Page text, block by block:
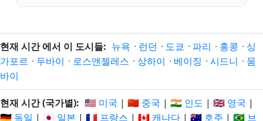
현재 시간 에서 이 도시들: 뉴욕 · 런던 · 도쿄 · 파리 · 홍콩 · 싱
가포르 · 두바이 · 로스앤젤레스 · 상하이 · 베이징 · 시드니 · 뭄
바이
현재 시간 (국가별): 🇺🇸 미국 | 🇨🇳 중국 | 🇮🇳 인도 | 🇬🇧 영국 |
🇩🇪 독일 | 🇯🇵 일본 | 🇫🇷 프랑스 | 🇨🇦 캐나다 | 🇦🇺 호주 | 🇧🇷 브